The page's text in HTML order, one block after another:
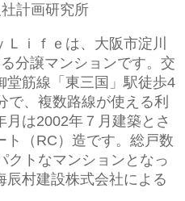
計画研究所
ｉｆｅは、大阪市淀川
分譲マンションです。交
堂筋線「東三国」駅徒歩4
で、複数路線が使える利
は2002年７月建築とさ
ト（RC）造です。総戸数
クトなマンションとなっ
辰村建設株式会社による